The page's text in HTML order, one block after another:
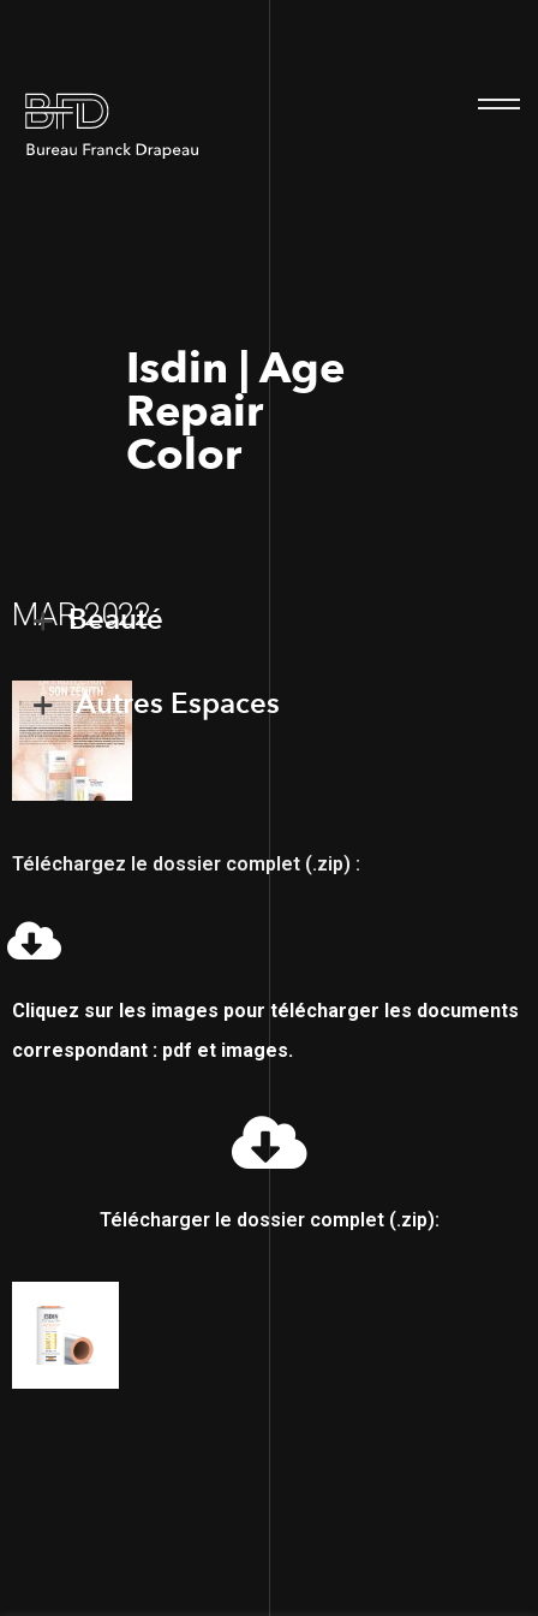
Isdin | Age
Repair
Color
MAR 2022
Beauté
Autres Espaces
Téléchargez le dossier complet (.zip) :
Cliquez sur les images pour télécharger les documents
correspondant : pdf et images.
Télécharger le dossier complet (.zip):